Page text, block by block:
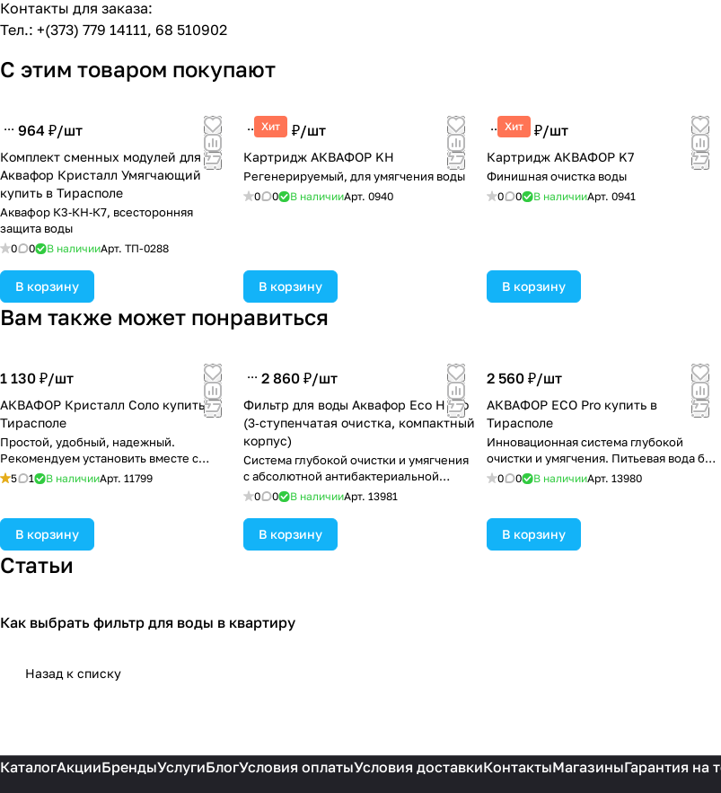
Контакты для заказа:
Тел.: +(373) 779 14111, 68 510902
С этим товаром покупают
964 ₽/шт
Комплект сменных модулей для
Аквафор Кристалл Умягчающий
купить в Тирасполе
Аквафор К3‑КН‑К7, всесторонняя
защита воды
0 0 В наличииАрт. ТП-0288
В корзину
Хит
386 ₽/шт
Картридж АКВАФОР KН
Регенерируемый, для умягчения воды
0 0 В наличииАрт.0940
В корзину
Хит
299 ₽/шт
Картридж АКВАФОР K7
Финишная очистка воды
0 0 В наличииАрт.0941
В корзину
Вам также может понравиться
1 130 ₽/шт
АКВАФОР Кристалл Соло купить в
Тирасполе
Простой, удобный, надежный.
Рекомендуем установить вместе с
предфильтром.
5 1 В наличииАрт. 11799
В корзину
2 860 ₽/шт
Фильтр для воды Аквафор Eco H Pro
(3‑ступенчатая очистка, компактный
корпус)
Система глубокой очистки и умягчения
с абсолютной антибактериальной
защитой
0 0 В наличииАрт.13981
В корзину
2 560 ₽/шт
АКВАФОР ECO Pro купить в
Тирасполе
Инновационная система глубокой
очистки и умягчения. Питьевая вода без
бактерий для сторонников здорового
0 0 В наличииАрт.13980
В корзину
Статьи
Советы покупателям
Как выбрать фильтр для воды в квартиру
Назад к списку
КаталогАкцииБрендыУслугиБлогУсловия оплатыУсловия доставкиКонтактыМагазиныГарантия на